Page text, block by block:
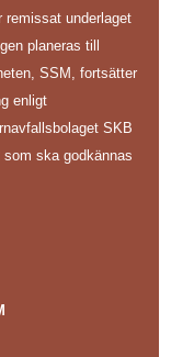
remissat underlaget
planeras till
SSM, fortsätter
enligt
SKB
ska godkännas